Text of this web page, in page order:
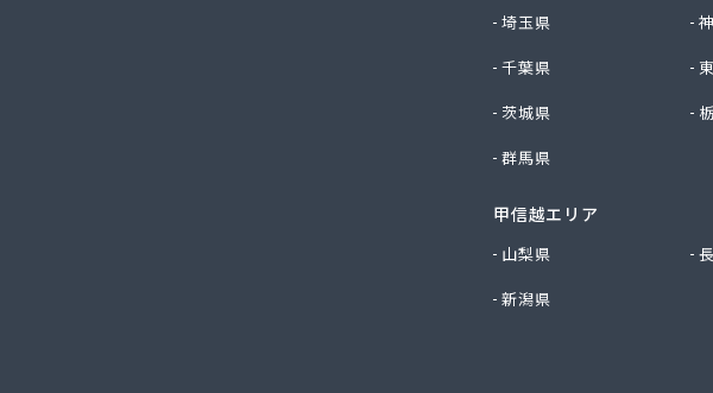
埼玉県
千葉県
茨城県
群馬県
甲信越エリア
山梨県
新潟県